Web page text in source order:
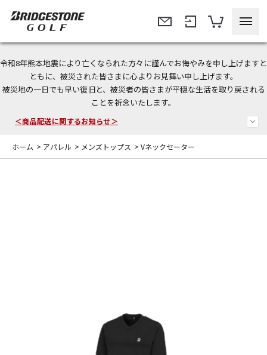
令和8年熊本地震により亡くなられた方々に謹んでお悔やみを申し上げますと
ともに、被災された皆さまに心よりお見舞い申し上げます。
被災地の一日でも早い復旧と、被災者の皆さまが平穏な生活を取り戻される
ことを祈念いたします。
今なら新規会員登録で1,000円OFFクーポンプレゼント！
＜商品配送に関するお知らせ＞
＜夏季休暇中のご注文・発送・お問い合わせ＞
ホーム > アパレル > メンズトップス > Vネックセーター